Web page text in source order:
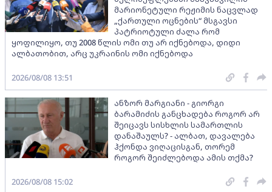
მარიონეტული რეჟიმის ნაცვლად
„ქართული ოცნების“ მსგავსი
პატრიოტული ძალა რომ
ყოფილიყო, თუ 2008 წლის ომი თუ არ იქნებოდა, დიდი
ალბათობით, არც უკრაინის ომი იქნებოდა
2026/08/08 13:51
ანზორ მარგიანი - გიორგი
ბარამიძის განცხადება როგორ არ
შეიცავს სისხლის სამართლის
დანაშაულს? - ალბათ, დავალება
ჰქონდა ვიღაცისგან, თორემ
როგორ შეიძლებოდა ამის თქმა?
2026/08/08 15:02